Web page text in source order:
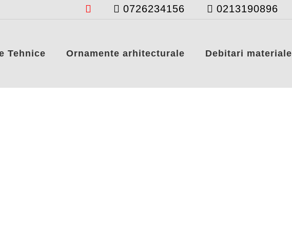
0726234156 0213190896
Tehnice Ornamente arhitecturale Debitari materiale